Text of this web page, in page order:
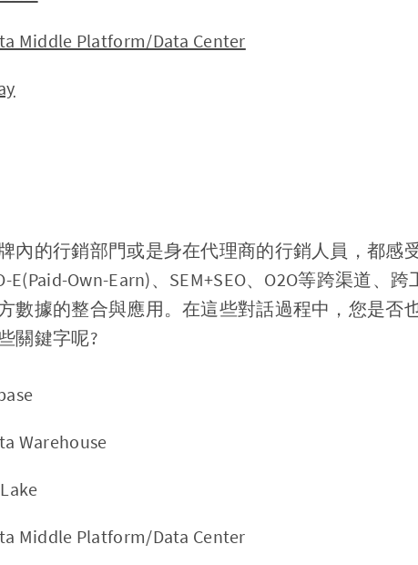
Middle Platform/Data Center
內的行銷部門或是身在代理商的行銷人員，都感
E(Paid-Own-Earn)、SEM+SEO、O2O等跨渠道、
數據的整合與應用。在這些對話過程中，您是否
關鍵字呢?
Warehouse
Middle Platform/Data Center